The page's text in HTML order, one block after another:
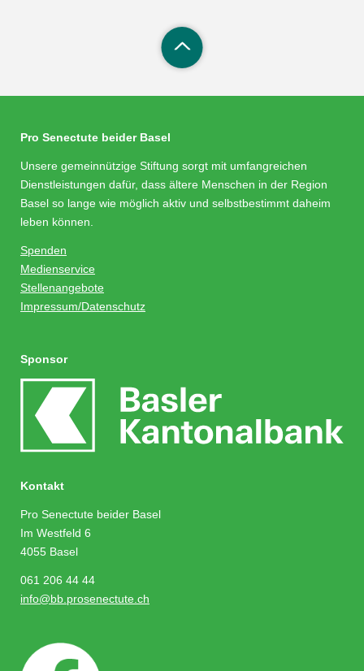
Pro Senectute beider Basel
Unsere gemeinnützige Stiftung sorgt mit umfangreichen
Dienstleistungen dafür, dass ältere Menschen in der Region
Basel so lange wie möglich aktiv und selbstbestimmt daheim
leben können.
Spenden
Medienservice
Stellenangebote
Impressum/Datenschutz
Sponsor
Kontakt
Pro Senectute beider Basel
Im Westfeld 6
4055 Basel
061 206 44 44
info@bb.prosenectute.ch